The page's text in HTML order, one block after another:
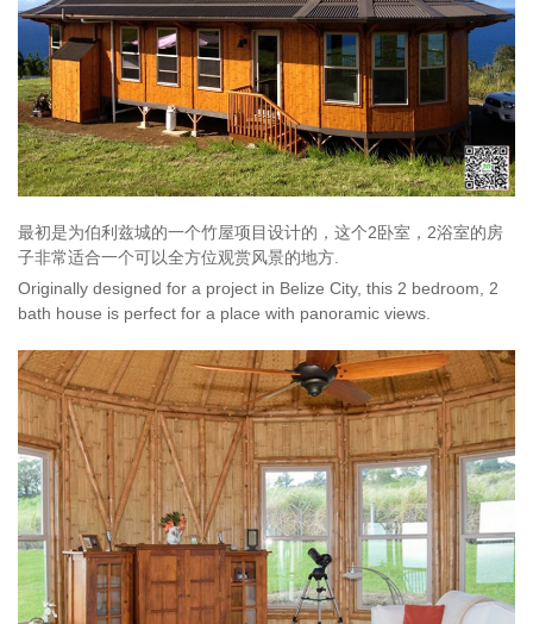
最初是为伯利兹城的一个竹屋项目设计的，这个2卧室，2浴室的房
子非常适合一个可以全方位观赏风景的地方.
Originally designed for a project in Belize City, this 2 bedroom, 2
bath house is perfect for a place with panoramic views.